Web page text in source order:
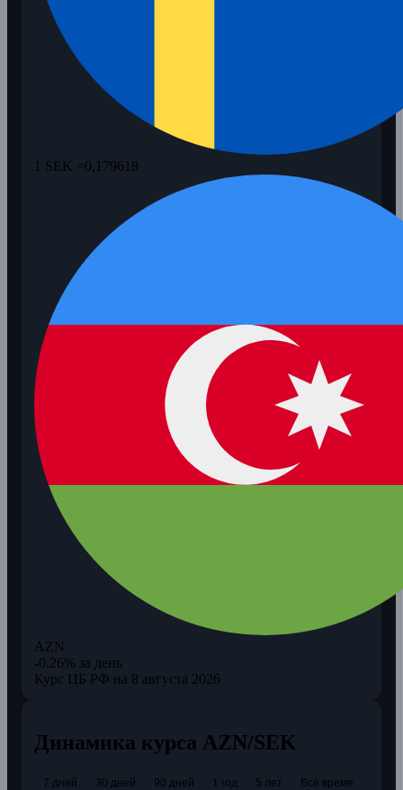
1 SEK =0,179618
AZN
-0.26% за день
Курс ЦБ РФ на 8 августа 2026
Динамика курса AZN/SEK
7 дней 30 дней 90 дней 1 год 5 лет Всё время